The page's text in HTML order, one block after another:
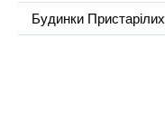
Будинки Пристарілих